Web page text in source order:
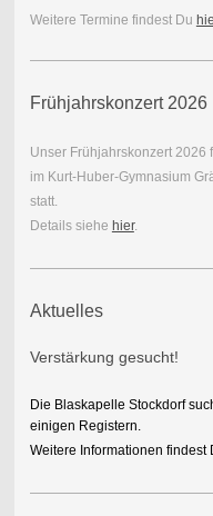
Weitere Termine findest Du
Frühjahrskonzert 2026
Unser Frühjahrskonzert 2026
im Kurt-Huber-Gymnasium
statt.
Details siehe hier.
Aktuelles
Verstärkung gesucht!
Die Blaskapelle Stockdorf
einigen Registern.
Weitere Informationen findest